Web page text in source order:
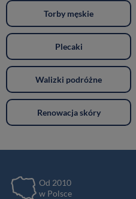
Torby męskie
Plecaki
Walizki podróżne
Renowacja skóry
Od 2010
w Polsce